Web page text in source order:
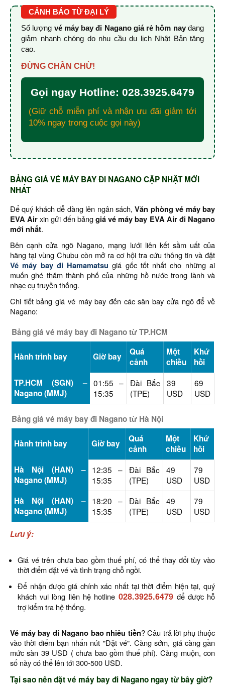
CẢNH BÁO TỪ ĐẠI LÝ
Số lượng vé máy bay đi Nagano giá rẻ hôm nayđang
giảm nhanh chóng do nhu cầu du lịch Nhật Bản tăng
cao.
ĐỪNG CHẦN CHỪ!
Gọi ngay Hotline: 028.3925.6479
(Giữ chỗ miễn phí và nhận ưu đãi giảm tới
10% ngay trong cuộc gọi này)
BẢNG GIÁ VÉ MÁY BAY ĐI NAGANO CẬP NHẬT MỚI
NHẤT
Để quý khách dễ dàng lên ngân sách,Văn phòng vé máy bay
EVA Airxin gửi đến bảnggiá vé máy bay EVA Air đi Nagano
mới nhất.
Bên cạnh cửa ngõ Nagano, mạng lưới liên kết sầm uất của
hãng tại vùng Chubu còn mở ra cơ hội tra cứu thông tin và đặt
Vé máy bay đi Hamamatsu giá gốc tốt nhất cho những ai
muốn ghé thăm thành phố của những hồ nước trong lành và
nhạc cụ truyền thống.
Chi tiết bảng giá vé máy bay đến các sân bay cửa ngõ để về
Nagano:
Bảng giá vé máy bay đi Nagano từ TP.HCM
Hành trình bay Giờ bay
Quá
cảnh
Một
chiều
Khứ
hồi
TP.HCM (SGN) –
Nagano (MMJ)
01:55 –
15:35
Đài Bắc
(TPE)
39
USD
69
USD
Bảng giá vé máy bay đi Nagano từ Hà Nội
Hành trình bay Giờ bay
Quá
cảnh
Một
chiều
Khứ
hồi
Hà Nội (HAN) –
Nagano (MMJ)
12:35 –
15:35
Đài Bắc
(TPE)
49
USD
79
USD
Hà Nội (HAN) –
Nagano (MMJ)
18:20 –
15:35
Đài Bắc
(TPE)
49
USD
79
USD
Lưu ý:
Giá vé trên chưa bao gồm thuế phí, có thể thay đổi tùy vào
thời điểm đặt vé và tình trạng chỗ ngồi.
Để nhận được giá chính xác nhất tại thời điểm hiện tại, quý
khách vui lòng liên hệ hotline 028.3925.6479 để được hỗ
trợ kiểm tra hệ thống.
Vé máy bay đi Nagano bao nhiêu tiền? Câu trả lời phụ thuộc
vào thời điểm bạn nhấn nút "Đặt vé". Càng sớm, giá càng gần
mức sàn 39 USD ( chưa bao gồm thuế phí). Càng muộn, con
số này có thể lên tới 300-500 USD.
Tại sao nên đặt vé máy bay đi Nagano ngay từ bây giờ?